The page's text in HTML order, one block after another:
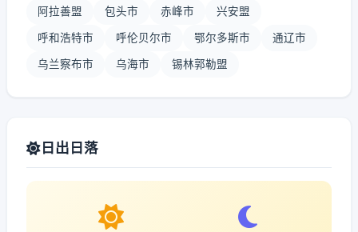
阿拉善盟 包头市 赤峰市 兴安盟
呼和浩特市 呼伦贝尔市 鄂尔多斯市 通辽市
乌兰察布市 乌海市 锡林郭勒盟
日出日落